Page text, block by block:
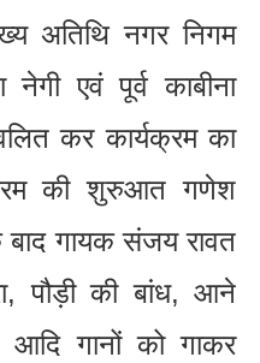
अतिथि नगर निगम
एवं पूर्व काबीना
कर कार्यक्रम का
की शुरुआत गणेश
गायक संजय रावत
पौड़ी की बांध, आने
गानों को गाकर